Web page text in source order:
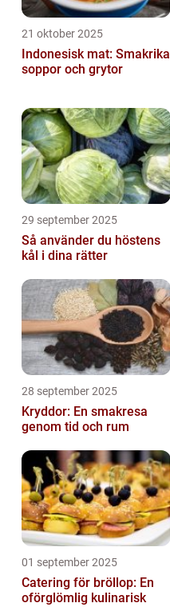
21 oktober 2025
Indonesisk mat: Smakrika
soppor och grytor
29 september 2025
Så använder du höstens
kål i dina rätter
28 september 2025
Kryddor: En smakresa
genom tid och rum
01 september 2025
Catering för bröllop: En
oförglömlig kulinarisk